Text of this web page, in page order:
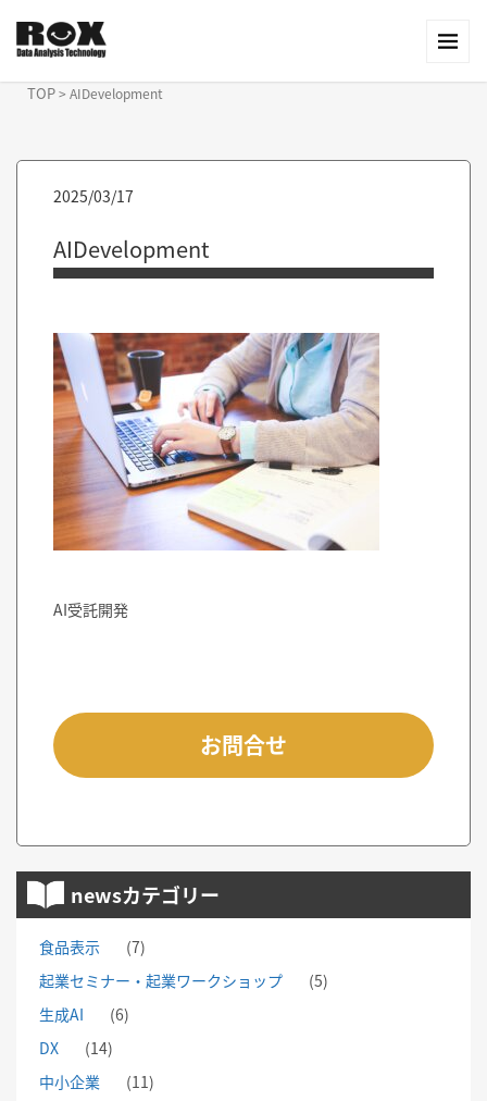
TOP> AIDevelopment
2025/03/17
AIDevelopment
AI受託開発
お問合せ
newsカテゴリー
食品表示
(7)
起業セミナー・起業ワークショップ
(5)
生成AI
(6)
DX
(14)
中小企業
(11)